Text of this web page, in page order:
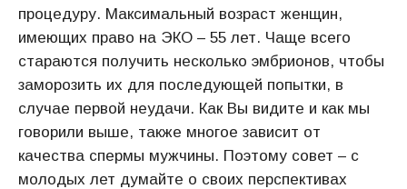
процедуру. Максимальный возраст женщин,
имеющих право на ЭКО – 55 лет. Чаще всего
стараются получить несколько эмбрионов, чтобы
заморозить их для последующей попытки, в
случае первой неудачи. Как Вы видите и как мы
говорили выше, также многое зависит от
качества спермы мужчины. Поэтому совет – с
молодых лет думайте о своих перспективах